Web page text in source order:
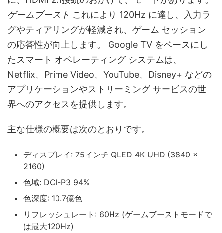
ゲームブースト これにより 120Hz に達し、入力ラ
グやティアリングが軽減され、ゲーム セッション
の応答性が向上します。 Google TV をベースにし
たスマート オペレーティング システムは、
Netflix、Prime Video、YouTube、Disney+ などの
アプリケーションやストリーミング サービスの世
界へのアクセスを提供します。
主な仕様の概要は次のとおりです。
ディスプレイ: 75インチ QLED 4K UHD (3840 x
2160)
色域: DCI-P3 94%
色深度: 10.7億色
リフレッシュレート: 60Hz (ゲームブーストモードで
は最大120Hz)